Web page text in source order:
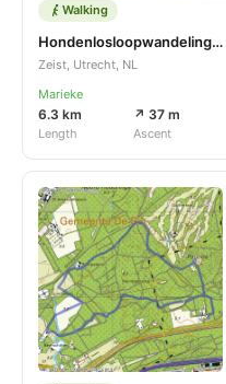
Walking
Hondenlosloopwandeling panbos
Zeist, Utrecht, NL
Marieke
6.3 km
Length
↗ 37 m
Ascent